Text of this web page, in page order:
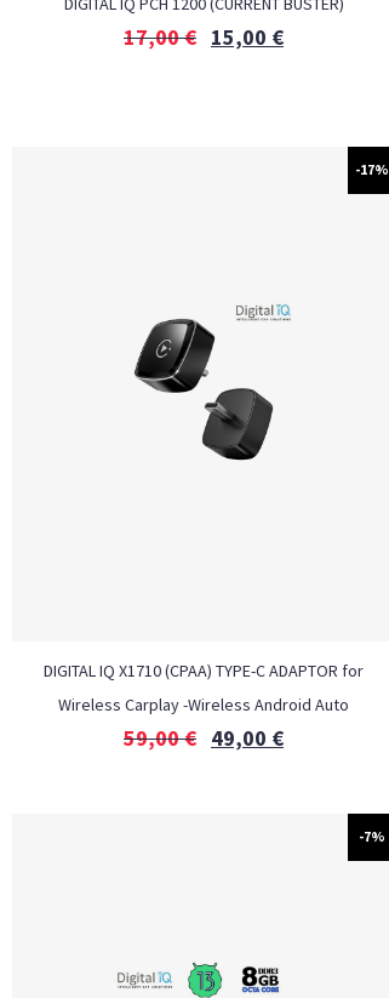
17,00€ 15,00 €
-17%
DIGITAL IQ X1710 (CPAA) TYPE-C ADAPTOR for
Wireless Carplay -Wireless Android Auto
59,00€ 49,00 €
-7%